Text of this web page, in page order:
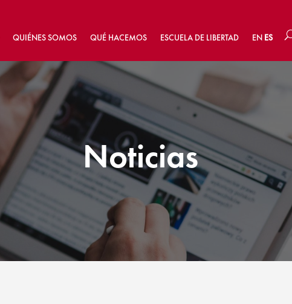
QUIÉNES SOMOS QUÉ HACEMOS ESCUELA DE LIBERTAD EN ES
Noticias